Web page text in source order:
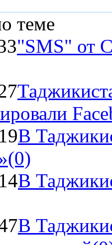
теме
"SMS" от
В
(0)
В
В